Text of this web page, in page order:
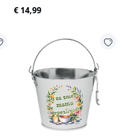
€ 14,99